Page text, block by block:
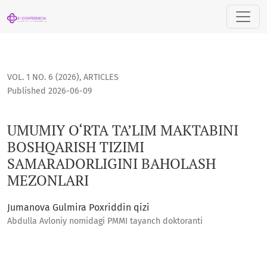
UMUMIY O‘RTA TA’LIM MAKTABINI BOSHQARISH TIZIMI
VOL. 1 NO. 6 (2026), ARTICLES
UMUMIY O‘RTA TA’LIM MAKTABINI
BOSHQARISH TIZIMI
SAMARADORLIGINI BAHOLASH
MEZONLARI
Published 2026-06-09
Jumanova Gulmira Poxriddin qizi
Abdulla Avloniy nomidagi PMMI tayanch doktoranti